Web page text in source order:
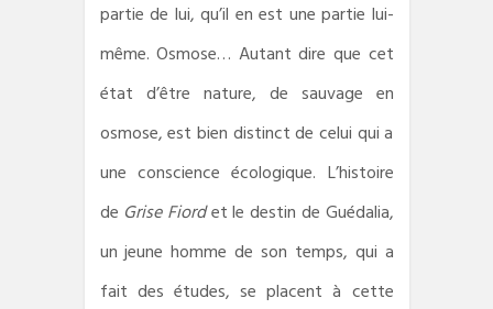
partie de lui, qu’il en est une partie lui-
même. Osmose… Autant dire que cet
état d’être nature, de sauvage en
osmose, est bien distinct de celui qui a
une conscience écologique. L’histoire
de Grise Fiordet le destin de Guédalia,
un jeune homme de son temps, qui a
fait des études, se placent à cette